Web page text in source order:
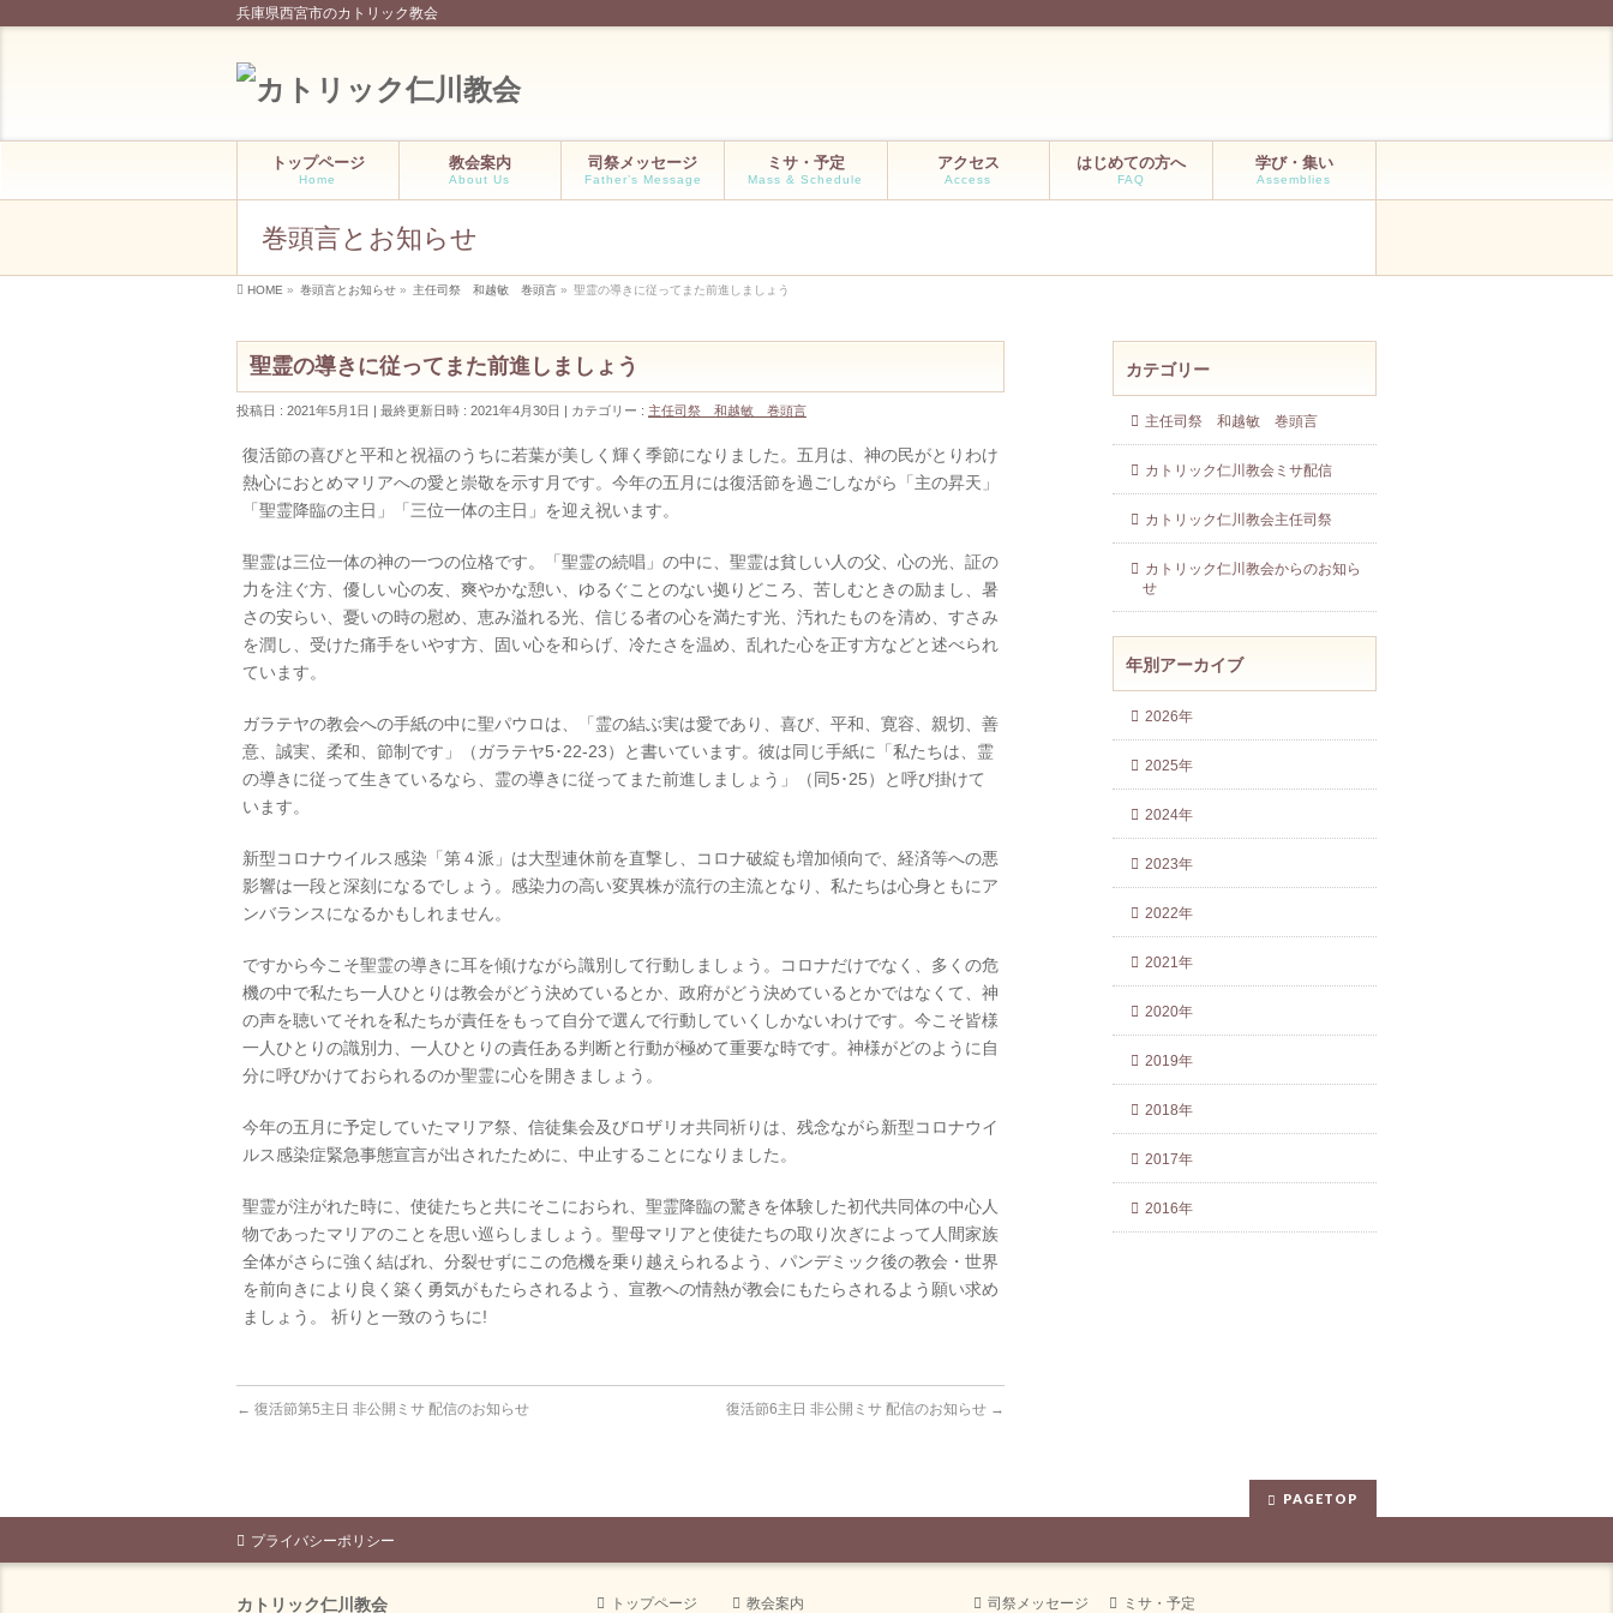
兵庫県西宮市のカトリック教会
トップページ
Home
教会案内
About Us
司祭メッセージ
Father’s Message
ミサ・予定
Mass & Schedule
アクセス
Access
はじめての方へ
FAQ
学び・集い
Assemblies
巻頭言とお知らせ
HOME » 巻頭言とお知らせ » 主任司祭 和越敏 巻頭言 » 聖霊の導きに従ってまた前進しましょう
聖霊の導きに従ってまた前進しましょう
投稿日 : 2021年5月1日 最終更新日時 : 2021年4月30日 カテゴリー : 主任司祭 和越敏 巻頭言
復活節の喜びと平和と祝福のうちに若葉が美しく輝く季節になりました。五月は、神の民がとりわけ
熱心におとめマリアへの愛と崇敬を示す月です。今年の五月には復活節を過ごしながら「主の昇天」
「聖霊降臨の主日」「三位一体の主日」を迎え祝います。
聖霊は三位一体の神の一つの位格です。「聖霊の続唱」の中に、聖霊は貧しい人の父、心の光、証の
力を注ぐ方、優しい心の友、爽やかな憩い、ゆるぐことのない拠りどころ、苦しむときの励まし、暑
さの安らい、憂いの時の慰め、恵み溢れる光、信じる者の心を満たす光、汚れたものを清め、すさみ
を潤し、受けた痛手をいやす方、固い心を和らげ、冷たさを温め、乱れた心を正す方などと述べられ
ています。
ガラテヤの教会への手紙の中に聖パウロは、「霊の結ぶ実は愛であり、喜び、平和、寛容、親切、善
意、誠実、柔和、節制です」（ガラテヤ5･22-23）と書いています。彼は同じ手紙に「私たちは、霊
の導きに従って生きているなら、霊の導きに従ってまた前進しましょう」（同5･25）と呼び掛けて
います。
新型コロナウイルス感染「第４派」は大型連休前を直撃し、コロナ破綻も増加傾向で、経済等への悪
影響は一段と深刻になるでしょう。感染力の高い変異株が流行の主流となり、私たちは心身ともにア
ンバランスになるかもしれません。
ですから今こそ聖霊の導きに耳を傾けながら識別して行動しましょう。コロナだけでなく、多くの危
機の中で私たち一人ひとりは教会がどう決めているとか、政府がどう決めているとかではなくて、神
の声を聴いてそれを私たちが責任をもって自分で選んで行動していくしかないわけです。今こそ皆様
一人ひとりの識別力、一人ひとりの責任ある判断と行動が極めて重要な時です。神様がどのように自
分に呼びかけておられるのか聖霊に心を開きましょう。
今年の五月に予定していたマリア祭、信徒集会及びロザリオ共同祈りは、残念ながら新型コロナウイ
ルス感染症緊急事態宣言が出されたために、中止することになりました。
聖霊が注がれた時に、使徒たちと共にそこにおられ、聖霊降臨の驚きを体験した初代共同体の中心人
物であったマリアのことを思い巡らしましょう。聖母マリアと使徒たちの取り次ぎによって人間家族
全体がさらに強く結ばれ、分裂せずにこの危機を乗り越えられるよう、パンデミック後の教会・世界
を前向きにより良く築く勇気がもたらされるよう、宣教への情熱が教会にもたらされるよう願い求め
ましょう。 祈りと一致のうちに!
← 復活節第5主日 非公開ミサ 配信のお知らせ 復活節6主日 非公開ミサ 配信のお知らせ →
カテゴリー
主任司祭 和越敏 巻頭言
カトリック仁川教会ミサ配信
カトリック仁川教会主任司祭
カトリック仁川教会からのお知ら
せ
年別アーカイブ
2026年
2025年
2024年
2023年
2022年
2021年
2020年
2019年
2018年
2017年
2016年
PAGETOP
プライバシーポリシー
カトリック仁川教会 トップページ 教会案内 司祭メッセージ ミサ・予定